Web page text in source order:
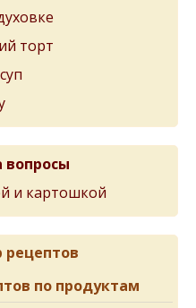
торт
вопросы
и картошкой
рецептов
по продуктам